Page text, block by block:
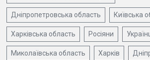
Дніпропетровська область Київська
Харківська область Росіяни
Миколаївська область Харків